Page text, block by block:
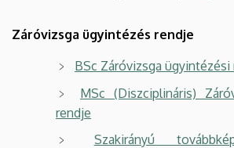
Záróvizsga ügyintézés rendje
BSc Záróvizsga ügyintézési
MSc (Diszciplináris)
rendje
Szakirányú